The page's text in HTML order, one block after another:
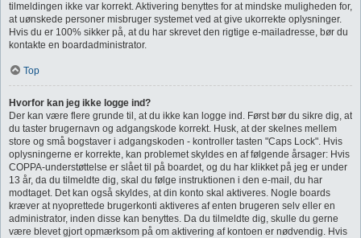
tilmeldingen ikke var korrekt. Aktivering benyttes for at mindske muligheden for,
at uønskede personer misbruger systemet ved at give ukorrekte oplysninger.
Hvis du er 100% sikker på, at du har skrevet den rigtige e-mailadresse, bør du
kontakte en boardadministrator.
Top
Hvorfor kan jeg ikke logge ind?
Der kan være flere grunde til, at du ikke kan logge ind. Først bør du sikre dig, at
du taster brugernavn og adgangskode korrekt. Husk, at der skelnes mellem
store og små bogstaver i adgangskoden - kontroller tasten "Caps Lock". Hvis
oplysningerne er korrekte, kan problemet skyldes en af følgende årsager: Hvis
COPPA-understøttelse er slået til på boardet, og du har klikket på jeg er under
13 år, da du tilmeldte dig, skal du følge instruktionen i den e-mail, du har
modtaget. Det kan også skyldes, at din konto skal aktiveres. Nogle boards
kræver at nyoprettede brugerkonti aktiveres af enten brugeren selv eller en
administrator, inden disse kan benyttes. Da du tilmeldte dig, skulle du gerne
være blevet gjort opmærksom på om aktivering af kontoen er nødvendig. Hvis